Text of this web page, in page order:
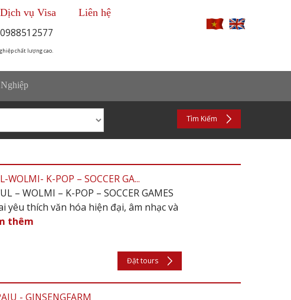
0988512577
chất lượng cao.
Dịch vụ Visa Liên hệ
Tìm Kiếm
K-POP – SOCCER GA...
– WOLMI – K-POP – SOCCER GAMES
thích văn hóa hiện đại, âm nhạc và
thêm
Đặt tours
- GINSENGFARM